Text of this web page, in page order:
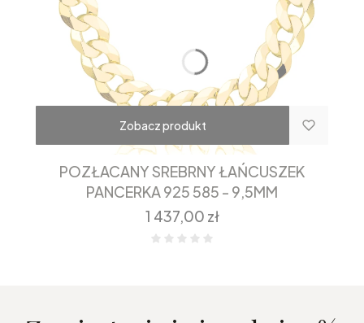
Zobacz produkt
POZŁACANY SREBRNY ŁAŃCUSZEK
PANCERKA 925 585 - 9,5MM
Cena
1 437,00 zł